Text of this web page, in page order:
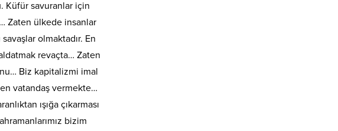
Küfür savuranlar için
Zaten ülkede insanlar
olmaktadır. En
revaçta… Zaten
Biz kapitalizmi imal
vatandaş vermekte…
ışığa çıkarması
bizim